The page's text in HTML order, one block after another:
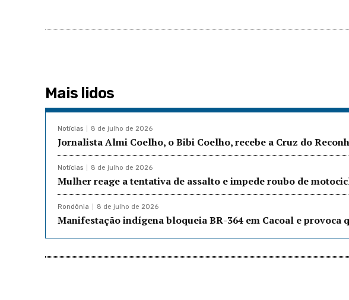
Mais lidos
Notícias 8 de julho de 2026
Jornalista Almi Coelho, o Bibi Coelho, recebe a Cruz do
Notícias 8 de julho de 2026
Mulher reage a tentativa de assalto e impede roubo de
Rondônia 8 de julho de 2026
Manifestação indígena bloqueia BR-364 em Cacoal e